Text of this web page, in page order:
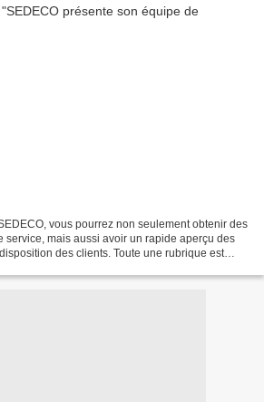
vous pourrez non seulement obtenir des
service, mais aussi avoir un rapide aperçu des
des clients. Toute une rubrique est